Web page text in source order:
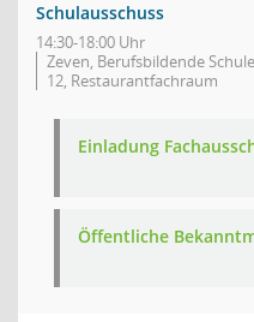
Schulausschuss
14:30-18:00 Uhr
Zeven, Berufsbildende
12, Restaurantfachraum
Einladung
Öffentliche